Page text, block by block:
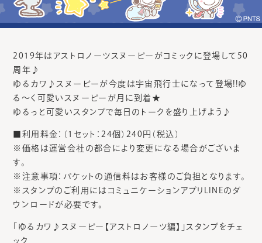
2019年はアストロノーツスヌーピーがコミックに登場して50
周年♪
ゆるカワ♪スヌーピーが今度は宇宙飛行士になって登場!!ゆ
る～く可愛いスヌーピーが月に到着★
ゆるっと可愛いスタンプで毎日のトークを盛り上げよう♪
■利用料金：（1セット：24個）240円（税込）
※価格は運営会社の都合により変更になる場合がございま
す。
※注意事項：パケットの通信料はお客様のご負担となります。
※スタンプのご利用にはコミュニケーションアプリLINEのダ
ウンロードが必要です。
「ゆるカワ♪スヌーピー【アストロノーツ編】」スタンプをチェ
ック